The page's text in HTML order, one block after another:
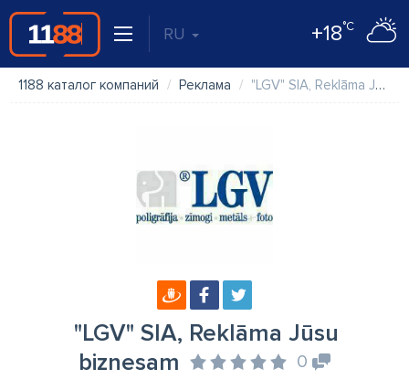
RU +18°C
1188 каталог компаний Реклама "LGV" SIA, Reklāma Jūsu biznesam
"LGV" SIA, Reklāma Jūsu
biznesam
0